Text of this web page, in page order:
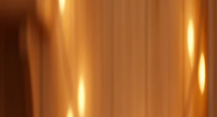
%20'ye varan indirimler